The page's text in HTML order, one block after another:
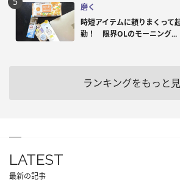
磨く
時短アイテムに頼りまくって
勤！ 限界OLのモーニング...
ランキングをもっと
LATEST
最新の記事